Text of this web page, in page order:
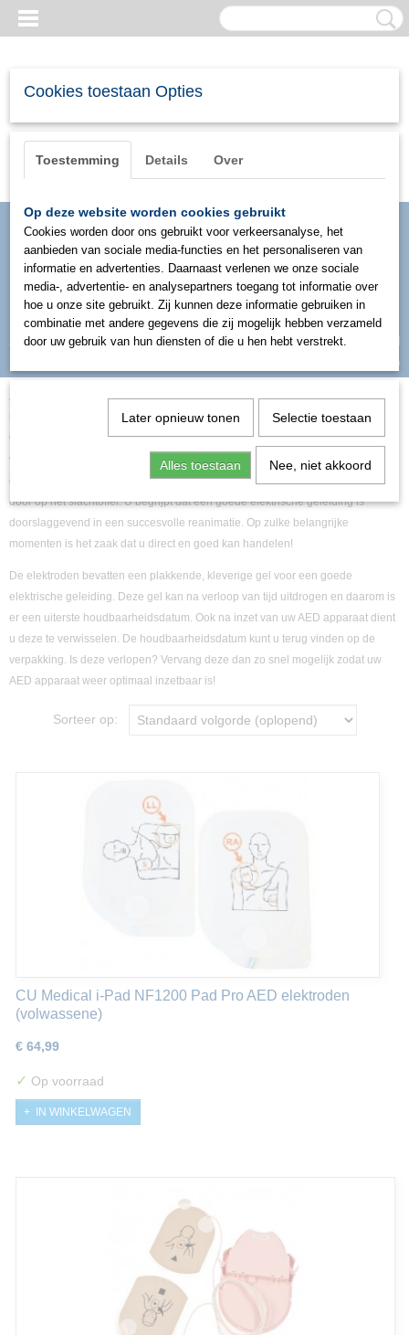
Inloggen Registreren
UW WINKELWAGEN
(0)
Als er sprake is van een noodsituatie waarbij een AED apparaatnodig is, dan
AED elektrodeneen cruciale rol hierin. Tijdens een reanimatie
worden namelijk de AED elektroden op het bovenlichaam geplakt, zodat
vervolgens het opwekken van een normale hartslag zo snel mogelijk wordt
gestart. AED elektroden geven de elektrische schok vanuit het AED apparaat
door op het slachtoffer. U begrijpt dat een goede elektrische geleiding is
doorslaggevend in een succesvolle reanimatie. Op zulke belangrijke
momenten is het zaak dat u direct en goed kan handelen!
De elektroden bevatten een plakkende, kleverige gel voor een goede
elektrische geleiding. Deze gel kan na verloop van tijd uitdrogen en daarom is
er een uiterste houdbaarheidsdatum. Ook na inzet van uw AED apparaat dient
u deze te verwisselen. De houdbaarheidsdatum kunt u terug vinden op de
verpakking. Is deze verlopen? Vervang deze dan zo snel mogelijk zodat uw
AED apparaat weer optimaal inzetbaar is!
Sorteer op:
CU Medical i-Pad NF1200 Pad Pro AED elektroden
(volwassene)
€ 64,99
✓ Op voorraad
IN WINKELWAGEN
Cookies toestaan Opties
Toestemming Details Over
Op deze website worden cookies gebruikt
Cookies worden door ons gebruikt voor verkeersanalyse, het
aanbieden van sociale media-functies en het personaliseren van
informatie en advertenties. Daarnaast verlenen we onze sociale
media-, advertentie- en analysepartners toegang tot informatie over
hoe u onze site gebruikt. Zij kunnen deze informatie gebruiken in
combinatie met andere gegevens die zij mogelijk hebben verzameld
door uw gebruik van hun diensten of die u hen hebt verstrekt.
Later opnieuw tonen Selectie toestaan
Alles toestaan Nee, niet akkoord